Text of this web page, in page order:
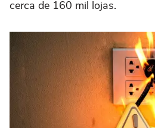
cerca de 160 mil lojas.